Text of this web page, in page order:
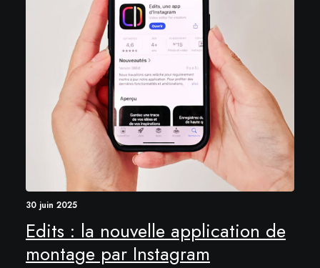
30 juin 2025
Edits : la nouvelle application de
montage par Instagram